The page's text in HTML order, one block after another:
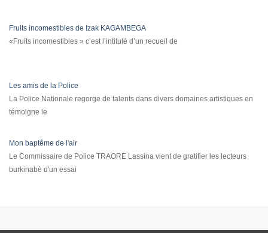
Fruits incomestibles de Izak KAGAMBEGA
«Fruits incomestibles » c’est l’intitulé d’un recueil de
Les amis de la Police
La Police Nationale regorge de talents dans divers domaines artistiques en
témoigne le
Mon baptême de l'air
Le Commissaire de Police TRAORE Lassina vient de gratifier les lecteurs
burkinabè d'un essai